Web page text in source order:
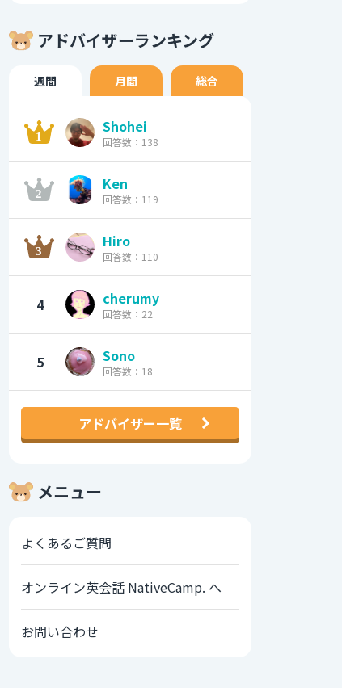
アドバイザーランキング
週間 月間 総合
Shohei
回答数：138
Ken
回答数：119
Hiro
回答数：110
4 cherumy
回答数：22
5 Sono
回答数：18
アドバイザー一覧
メニュー
よくあるご質問
オンライン英会話 NativeCamp. へ
お問い合わせ